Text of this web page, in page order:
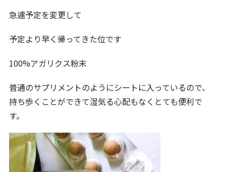
急遽予定を変更して
予定より早く帰ってきた位です
100%アガリクス粉末
普通のサプリメントのようにシートに入っているので、
持ち歩くことができて湿気る心配もなくとても便利で
す。